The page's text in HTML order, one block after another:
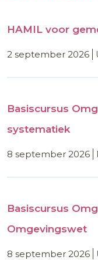
HAMIL voor
2 september 2026
Basiscursus
systematiek
8 september 2026
Basiscursus
Omgevingswet
8 september 2026